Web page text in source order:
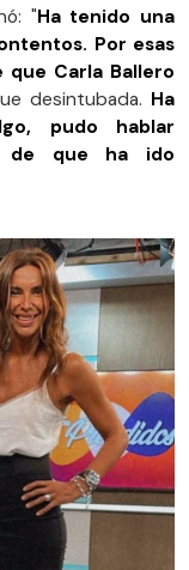
"Ha tenido una
Por esas
Carla Ballero
desintubada. Ha
pudo hablar
de que ha ido